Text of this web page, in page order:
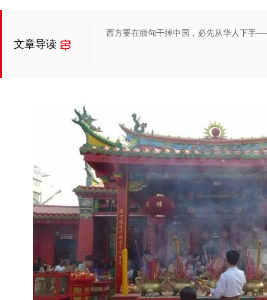
文章导读
西方要在缅甸干掉中国，必先从华人下手